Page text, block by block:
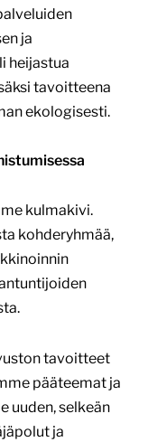
ja
heijastua
tavoitteena
ekologisesti.
kulmakivi.
kohderyhmää,
tavoitteet
pääteemat ja
uuden, selkeän
ja